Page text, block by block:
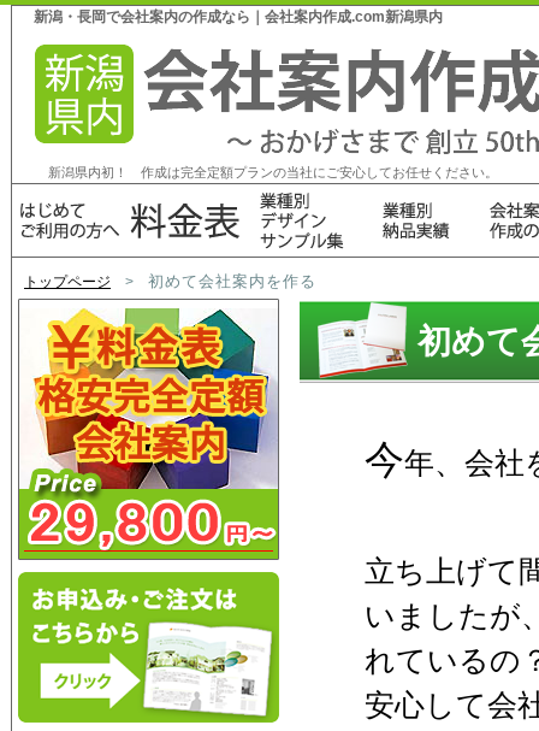
新潟・長岡で会社案内の作成なら｜会社案内作成.com新潟県内
新潟県内初！ 作成は完全定額プランの当社にご安心してお任せください。
トップページ > 初めて会社案内を作る
初めて
今年、会社
立ち上げて
いましたが
れているの
安心して会